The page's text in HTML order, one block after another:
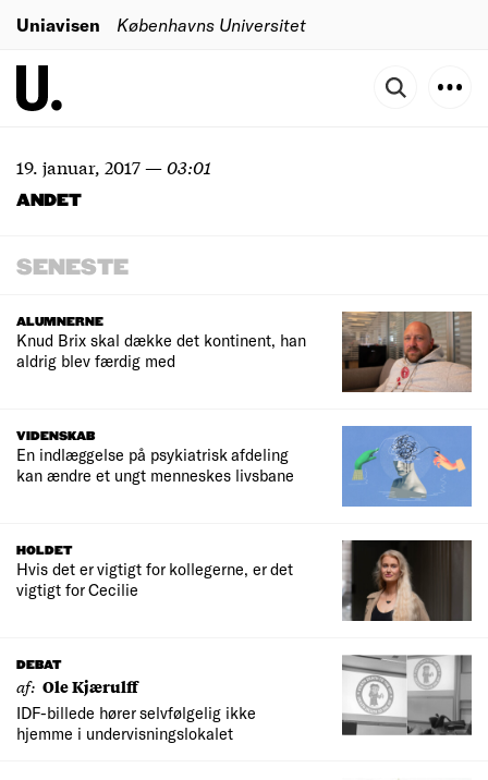
Uniavisen Københavns Universitet
19. januar, 2017—03:01
ANDET
SENESTE
ALUMNERNE
Knud Brix skal dække det kontinent, han
aldrig blev færdig med
VIDENSKAB
En indlæggelse på psykiatrisk afdeling
kan ændre et ungt menneskes livsbane
HOLDET
Hvis det er vigtigt for kollegerne, er det
vigtigt for Cecilie
DEBAT
af: Ole Kjærulff
IDF-billede hører selvfølgelig ikke
hjemme i undervisningslokalet